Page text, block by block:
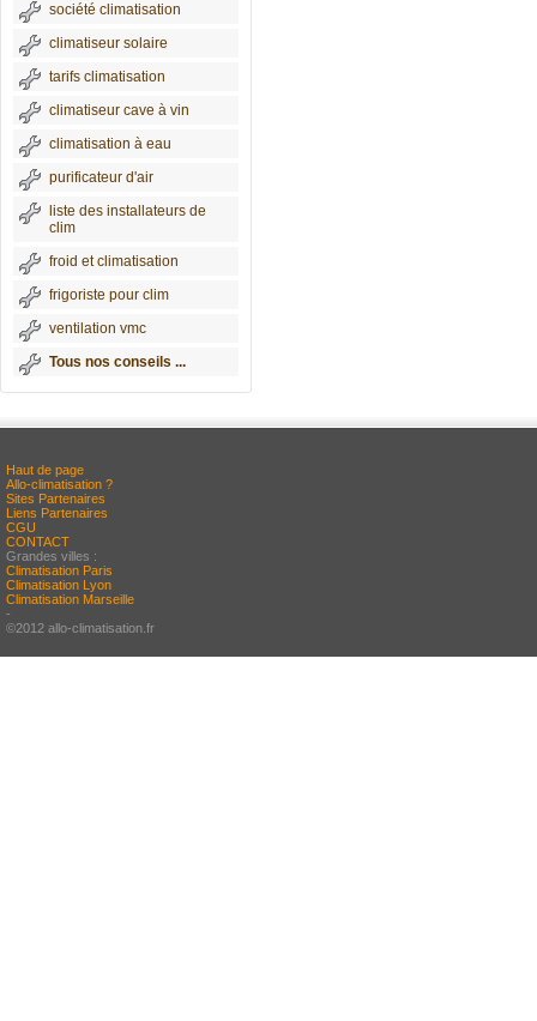
société climatisation
climatiseur solaire
tarifs climatisation
climatiseur cave à vin
climatisation à eau
purificateur d'air
liste des installateurs de
clim
froid et climatisation
frigoriste pour clim
ventilation vmc
Tous nos conseils ...
Haut de page
Allo-climatisation ?
Sites Partenaires
Liens Partenaires
CGU
CONTACT
Grandes villes :
Climatisation Paris
Climatisation Lyon
Climatisation Marseille
-
©2012 allo-climatisation.fr